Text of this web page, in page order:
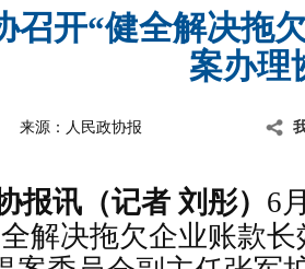
召开“健全解决拖
案办理
来源：人民政协报
报讯（记者 刘彤） 6
解决拖欠企业账款